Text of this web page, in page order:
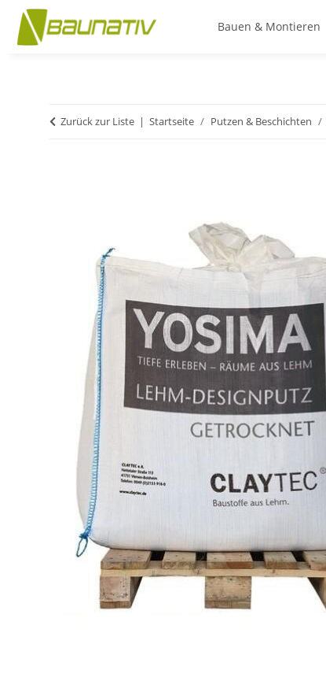
Bauen & Montieren
Zurück zur Liste Startseite Putzen & Beschichten